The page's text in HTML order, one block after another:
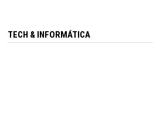
TECH & INFORMÁTICA